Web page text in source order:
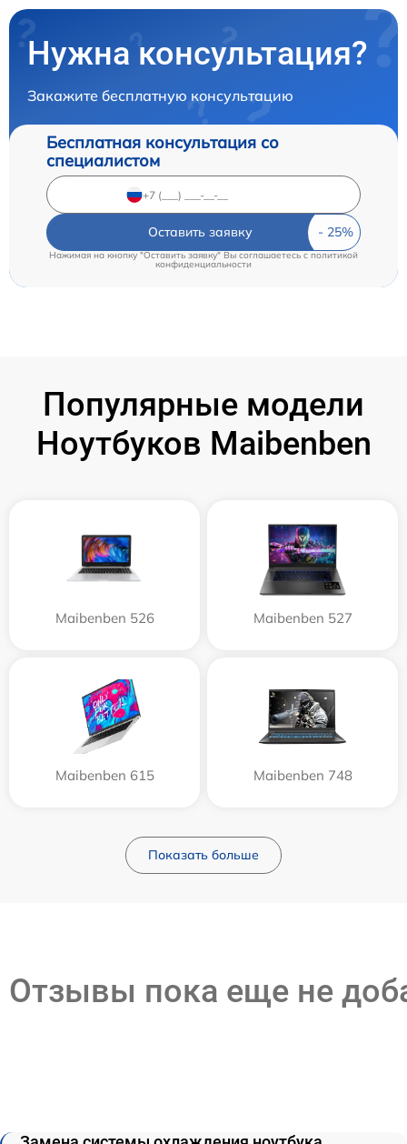
Нужна консультация?
Закажите бесплатную консультацию
Бесплатная консультация со
специалистом
Оставить заявку
Нажимая на кнопку "Оставить заявку" Вы соглашаетесь cполитикой
конфиденциальности
Популярные модели
Ноутбуков Maibenben
Maibenben 526 Maibenben 527
Maibenben 615 Maibenben 748
Показать больше
Отзывы пока еще не